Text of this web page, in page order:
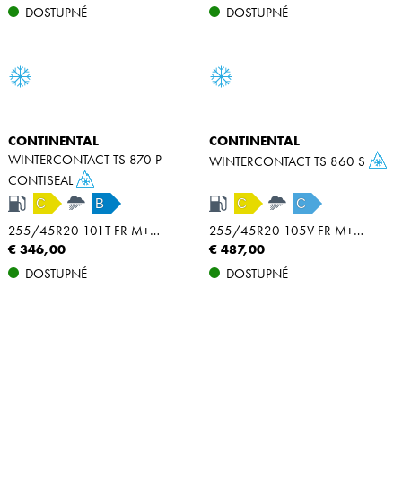
DOSTUPNÉ
DOSTUPNÉ
CONTINENTAL
WINTERCONTACT TS 870 P
CONTISEAL
C B
255/45R20 101T FR M+S SEAL
€ 346,00
DOSTUPNÉ
CONTINENTAL
WINTERCONTACT TS 860 S
C C
255/45R20 105V FR M+S SSR XL
€ 487,00
DOSTUPNÉ